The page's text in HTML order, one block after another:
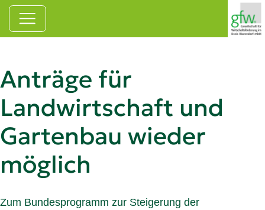
Zum Hauptinhalt springen
Anträge für
Landwirtschaft und
Gartenbau wieder
möglich
Zum Bundesprogramm zur Steigerung der